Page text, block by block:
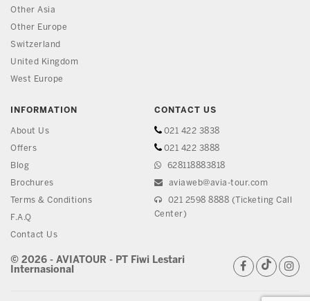
Other Asia
Other Europe
Switzerland
United Kingdom
West Europe
INFORMATION
About Us
Offers
Blog
Brochures
Terms & Conditions
F.A.Q
Contact Us
CONTACT US
021 422 3838
021 422 3888
628118883818
aviaweb@avia-tour.com
021 2598 8888 (Ticketing Call
Center)
© 2026 - AVIATOUR - PT Fiwi Lestari
Internasional